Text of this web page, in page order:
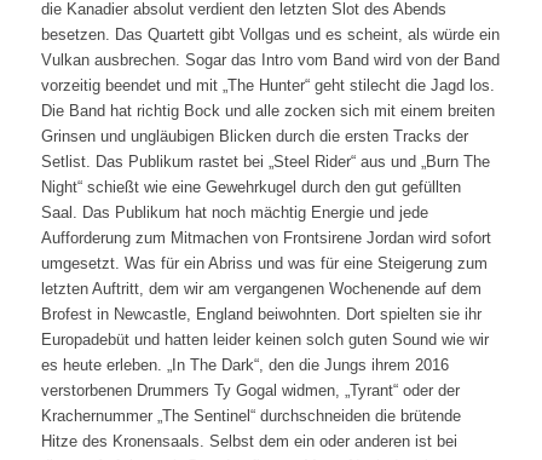
die Kanadier absolut verdient den letzten Slot des Abends
besetzen. Das Quartett gibt Vollgas und es scheint, als würde ein
Vulkan ausbrechen. Sogar das Intro vom Band wird von der Band
vorzeitig beendet und mit „The Hunter“ geht stilecht die Jagd los.
Die Band hat richtig Bock und alle zocken sich mit einem breiten
Grinsen und ungläubigen Blicken durch die ersten Tracks der
Setlist. Das Publikum rastet bei „Steel Rider“ aus und „Burn The
Night“ schießt wie eine Gewehrkugel durch den gut gefüllten
Saal. Das Publikum hat noch mächtig Energie und jede
Aufforderung zum Mitmachen von Frontsirene Jordan wird sofort
umgesetzt. Was für ein Abriss und was für eine Steigerung zum
letzten Auftritt, dem wir am vergangenen Wochenende auf dem
Brofest in Newcastle, England beiwohnten. Dort spielten sie ihr
Europadebüt und hatten leider keinen solch guten Sound wie wir
es heute erleben. „In The Dark“, den die Jungs ihrem 2016
verstorbenen Drummers Ty Gogal widmen, „Tyrant“ oder der
Krachernummer „The Sentinel“ durchschneiden die brütende
Hitze des Kronensaals. Selbst dem ein oder anderen ist bei